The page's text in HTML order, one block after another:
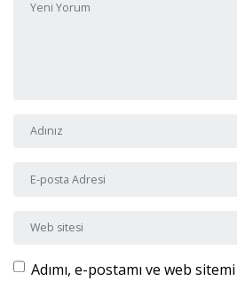
Adı ve Soyadı
E-posta Adresi
Web sitesi
Adımı, e-postamı ve web